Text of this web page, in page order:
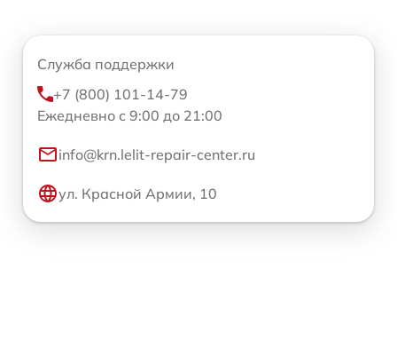
Служба поддержки
+7 (800) 101-14-79
Ежедневно с 9:00 до 21:00
info@krn.lelit-repair-center.ru
ул. Красной Армии, 10